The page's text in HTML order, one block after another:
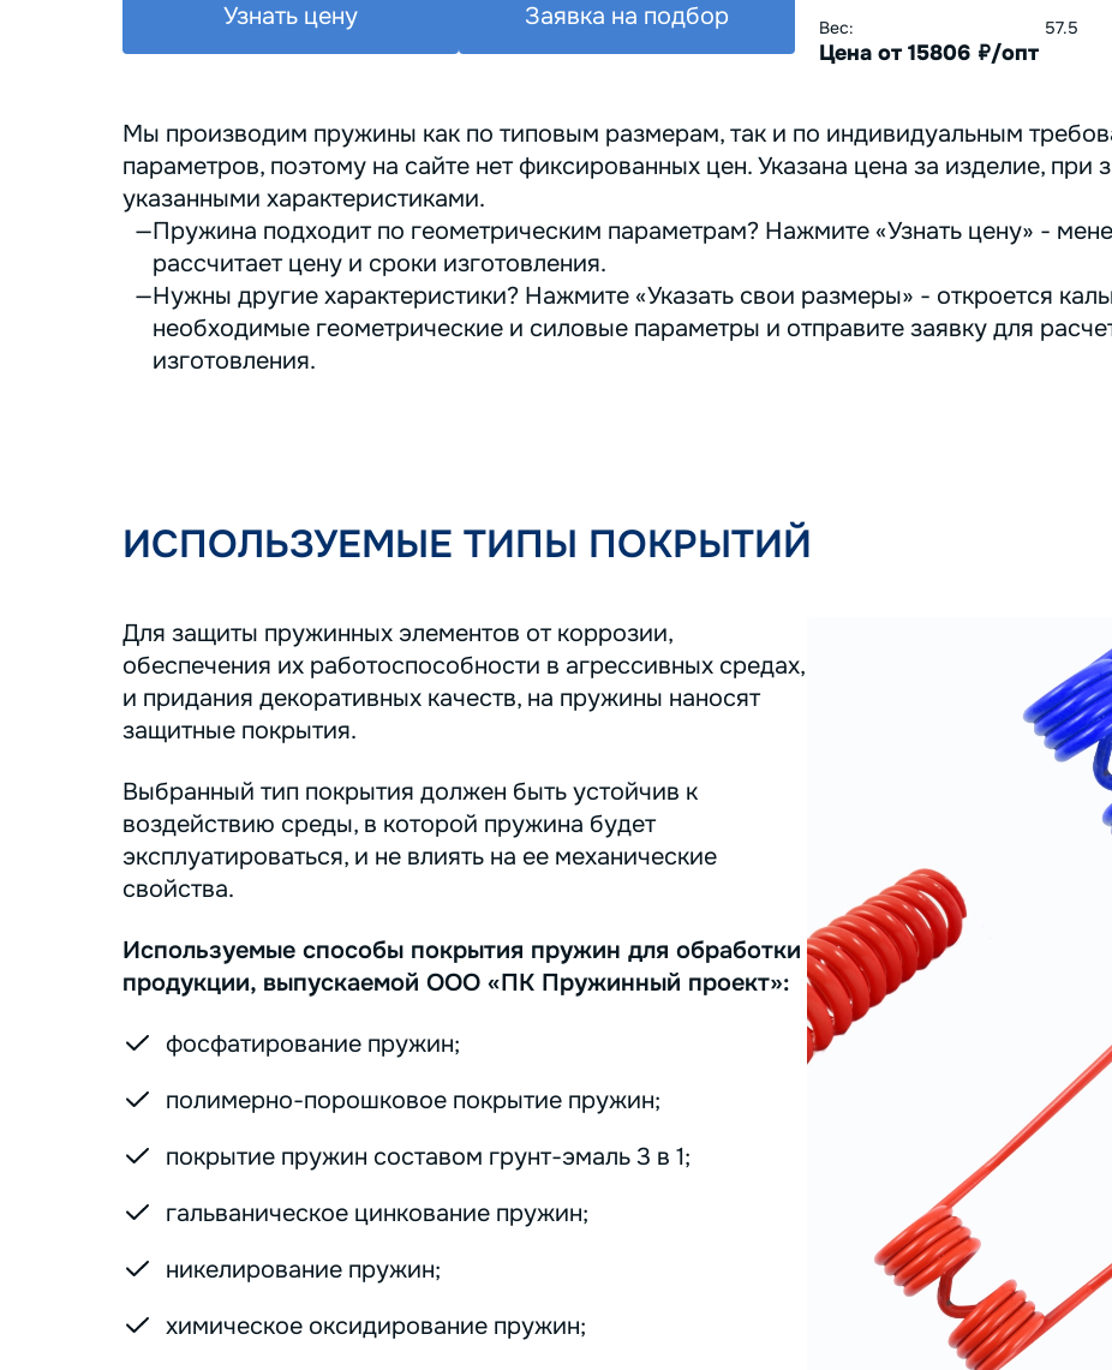
Вес: 57.5
Цена от 15806 руб./опт
Узнать цену Заявка на подбор
Мы производим пружины как по типовым размерам, так и по индивидуальным
параметров, поэтому на сайте нет фиксированных цен. Указана цена за изделие, при
указанными характеристиками.
Пружина подходит по геометрическим параметрам? Нажмите «Узнать цену» -
рассчитает цену и сроки изготовления.
Нужны другие характеристики? Нажмите «Указать свои размеры» - откроется
необходимые геометрические и силовые параметры и отправите заявку для
изготовления.
ИСПОЛЬЗУЕМЫЕ ТИПЫ ПОКРЫТИЙ
Для защиты пружинных элементов от коррозии,
обеспечения их работоспособности в агрессивных средах,
и придания декоративных качеств, на пружины наносят
защитные покрытия.
Выбранный тип покрытия должен быть устойчив к
воздействию среды, в которой пружина будет
эксплуатироваться, и не влиять на ее механические
свойства.
Используемые способы покрытия пружин для обработки
продукции, выпускаемой ООО «ПК Пружинный проект»:
фосфатирование пружин;
полимерно-порошковое покрытие пружин;
покрытие пружин составом грунт-эмаль 3 в 1;
гальваническое цинкование пружин;
никелирование пружин;
химическое оксидирование пружин;